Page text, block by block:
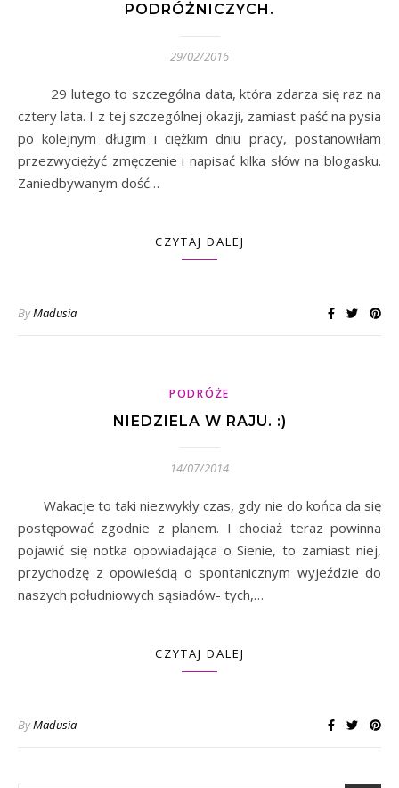
PODRÓŻNICZYCH.
29/02/2016
29 lutego to szczególna data, która zdarza się raz na
cztery lata. I z tej szczególnej okazji, zamiast paść na pysia
po kolejnym długim i ciężkim dniu pracy, postanowiłam
przezwyciężyć zmęczenie i napisać kilka słów na blogasku.
Zaniedbywanym dość…
CZYTAJ DALEJ
ByMadusia
PODRÓŻE
NIEDZIELA W RAJU. :)
14/07/2014
Wakacje to taki niezwykły czas, gdy nie do końca da się
postępować zgodnie z planem. I chociaż teraz powinna
pojawić się notka opowiadająca o Sienie, to zamiast niej,
przychodzę z opowieścią o spontanicznym wyjeździe do
naszych południowych sąsiadów- tych,…
CZYTAJ DALEJ
ByMadusia